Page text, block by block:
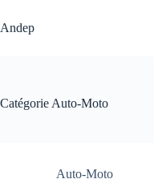
au
contenu
Andep
Catégorie Auto-Moto
Auto-Moto